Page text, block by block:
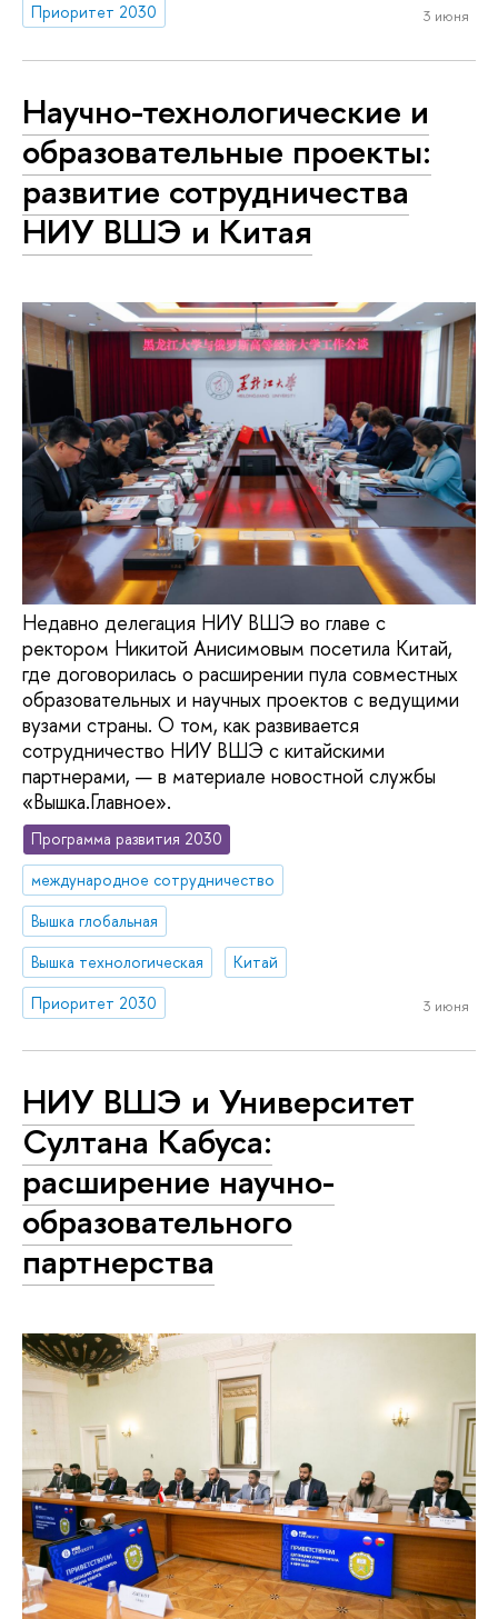
Приоритет 2030
3 июня
Научно-технологические и
образовательные проекты:
развитие сотрудничества
НИУ ВШЭ и Китая
Недавно делегация НИУ ВШЭ во главе с
ректором Никитой Анисимовым посетила Китай,
где договорилась о расширении пула совместных
образовательных и научных проектов с ведущими
вузами страны. О том, как развивается
сотрудничество НИУ ВШЭ с китайскими
партнерами, — в материале новостной службы
«Вышка.Главное».
Программа развития 2030
международное сотрудничество
Вышка глобальная
Вышка технологическая
Китай
Приоритет 2030
3 июня
НИУ ВШЭ и Университет
Султана Кабуса:
расширение научно-
образовательного
партнерства